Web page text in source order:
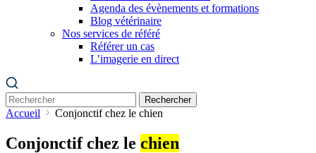
Agenda des évènements et formations
Blog vétérinaire
Nos services de référé
Référer un cas
L’imagerie en direct
Rechercher
Accueil Conjonctif chez le chien
Conjonctif chez le chien